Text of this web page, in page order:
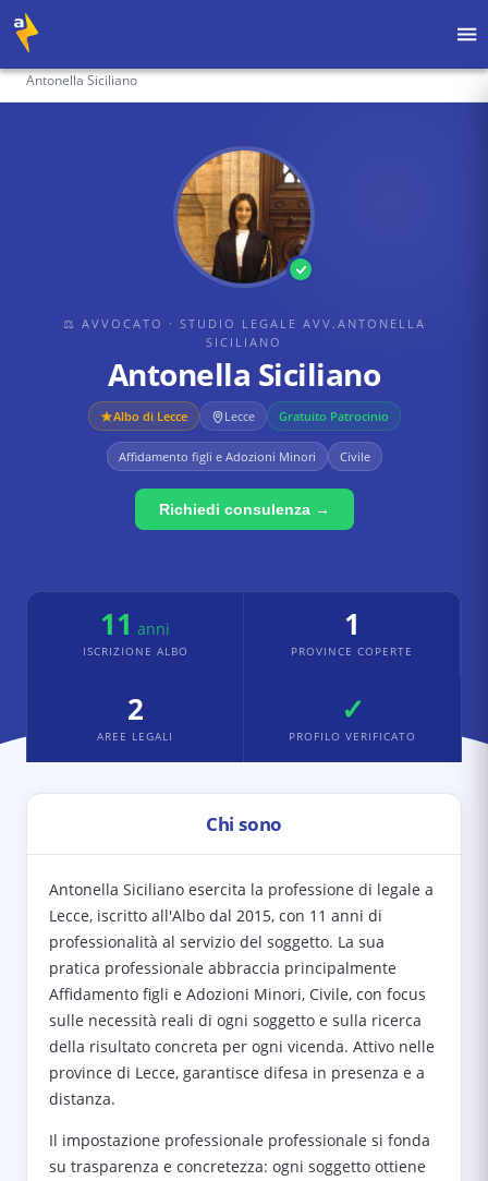
Antonella Siciliano
⚖ AVVOCATO · STUDIO LEGALE AVV.ANTONELLA
SICILIANO
Antonella Siciliano
Albo di Lecce Lecce Gratuito Patrocinio
Affidamento figli e Adozioni Minori Civile
Richiedi consulenza →
11 anni
ISCRIZIONE ALBO
1
PROVINCE COPERTE
2
AREE LEGALI
✓
PROFILO VERIFICATO
Chi sono
Antonella Siciliano esercita la professione di legale a
Lecce, iscritto all'Albo dal 2015, con 11 anni di
professionalità al servizio del soggetto. La sua
pratica professionale abbraccia principalmente
Affidamento figli e Adozioni Minori, Civile, con focus
sulle necessità reali di ogni soggetto e sulla ricerca
della risultato concreta per ogni vicenda. Attivo nelle
province di Lecce, garantisce difesa in presenza e a
distanza.
Il impostazione professionale professionale si fonda
su trasparenza e concretezza: ogni soggetto ottiene